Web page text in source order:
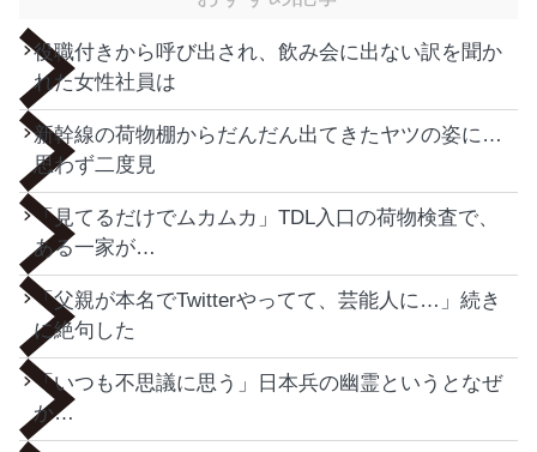
役職付きから呼び出され、飲み会に出ない訳を聞か
れた女性社員は
新幹線の荷物棚からだんだん出てきたヤツの姿に…
思わず二度見
「見てるだけでムカムカ」TDL入口の荷物検査で、
ある一家が…
「父親が本名でTwitterやってて、芸能人に…」続き
に絶句した
「いつも不思議に思う」日本兵の幽霊というとなぜ
か…